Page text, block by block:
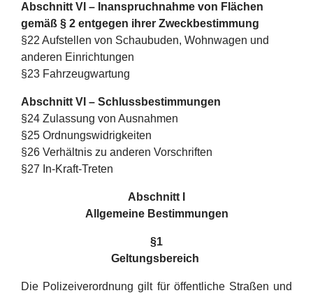
Abschnitt VI – Inanspruchnahme von Flächen
gemäß § 2 entgegen ihrer Zweckbestimmung
§22 Aufstellen von Schaubuden, Wohnwagen und
anderen Einrichtungen
§23 Fahrzeugwartung
Abschnitt VI – Schlussbestimmungen
§24 Zulassung von Ausnahmen
§25 Ordnungswidrigkeiten
§26 Verhältnis zu anderen Vorschriften
§27 In-Kraft-Treten
Abschnitt I
Allgemeine Bestimmungen
§1
Geltungsbereich
Die Polizeiverordnung gilt für öffentliche Straßen und